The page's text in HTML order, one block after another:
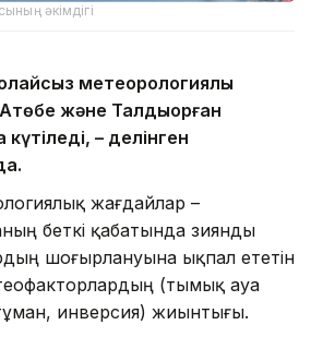
әкімдігі
метеорологиялық
және Талдықорған
күтіледі, – делінген
жағдайлар –
беткі қабатында зиянды
шоғырлануына ықпал ететін
(тымық ауа
инверсия) жиынтығы.